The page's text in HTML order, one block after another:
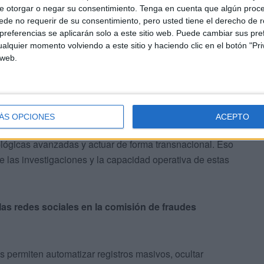
otorgar o negar su consentimiento. Tenga en cuenta que algún
no requerir de su consentimiento, pero usted tiene el derecho de
se aplicarán solo a este sitio web. Puede cambiar sus
momento volviendo a este sitio y haciendo clic en el botón
OPCIONES ACEPTO
delitos en los últimos años o el problema se
las
y resto de administraciones públicas. No
exclusivamente a este sector, sino porque la
Hoy resulta más sencillo operar a distancia,
avanzadas y actuar de forma transnacional. Eso
las investigaciones y la capacidad operativa de estas
redes sociales en la comisión de fraudes
automatizar registros masivos, ocultar